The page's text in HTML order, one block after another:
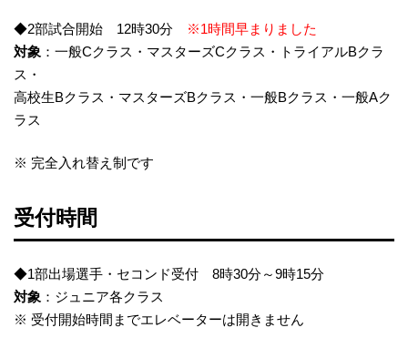
◆2部試合開始 12時30分
※1時間早まりました
対象 ：一般Cクラス・マスターズCクラス・トライアルBクラ
ス・
高校生Bクラス・マスターズBクラス・一般Bクラス・一般Aク
ラス
※ 完全入れ替え制です
受付時間
◆1部出場選手・セコンド受付 8時30分～9時15分
対象 ：ジュニア各クラス
※ 受付開始時間までエレベーターは開きません